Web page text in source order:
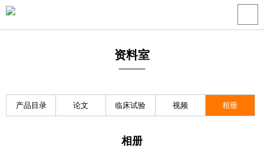
资料室
产品目录 论文 临床试验 视频 相册
相册